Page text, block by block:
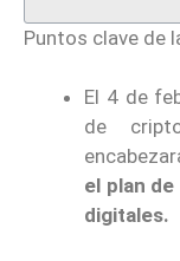
Puntos clave de
El 4 de
de
el plan
digitales.